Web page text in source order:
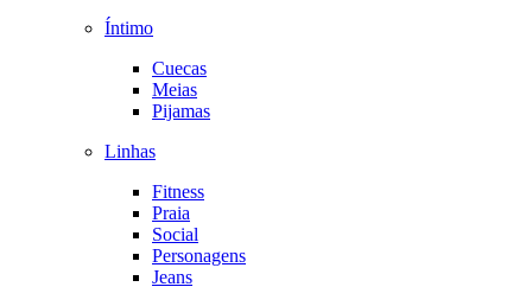
Íntimo
Cuecas
Meias
Pijamas
Linhas
Fitness
Praia
Social
Personagens
Jeans